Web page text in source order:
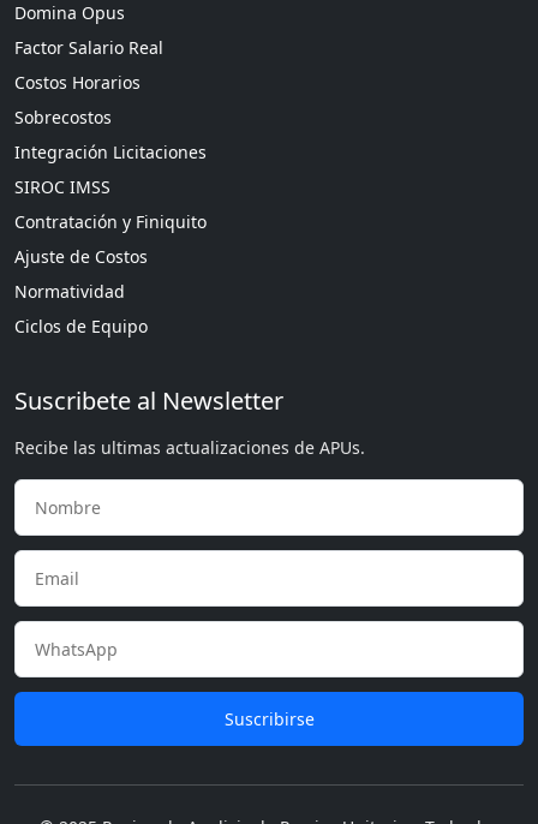
Domina Opus
Factor Salario Real
Costos Horarios
Sobrecostos
Integración Licitaciones
SIROC IMSS
Contratación y Finiquito
Ajuste de Costos
Normatividad
Ciclos de Equipo
Suscribete al Newsletter
Recibe las ultimas actualizaciones de APUs.
Suscribirse